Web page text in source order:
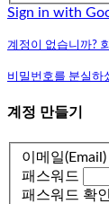
Sign in with
계정이 없습니까?
비밀번호를 분실하
계정 만들기
이메일(Email)
패스워드
패스워드 확인